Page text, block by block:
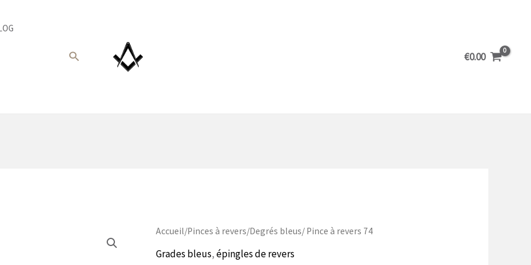
Recherche €0.00
Accueil/Pinces à revers/Degrés bleus/ Pince à revers 74
Grades bleus,épingles de revers